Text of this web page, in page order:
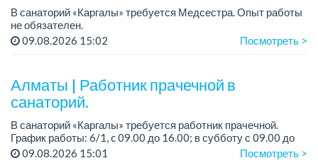
В санаторий «Каргалы» требуется Медсестра. Опыт работы
не обязателен.
Зарплата: 150 000 тенге + соцпакет.
График работы: 6/1, с 09.00 до 16.00, в субботу с 09:00 до
Все...
09.08.2026 15:02 Посмотреть >
Алматы | Работник прачечной в
санаторий.
В санаторий «Каргалы» требуется работник прачечной.
График работы: 6/1, c 09.00 до 16.00; в субботу с 09.00 до
12.00.
09.08.2026 15:01 Посмотреть >